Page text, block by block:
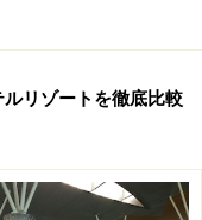
ンヒン）をご紹介
ミーゴレンを
リゾートを徹底比較